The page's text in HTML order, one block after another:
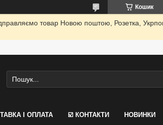
Кошик
товар Новою поштою, Розетка,
І ОПЛАТА ☑️ КОНТАКТИ НОВИНКИ